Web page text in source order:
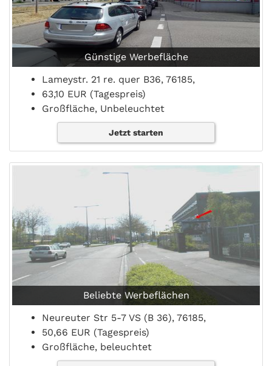
Günstige Werbefläche
Lameystr. 21 re. quer B36, 76185,
63,10 EUR (Tagespreis)
Großfläche, Unbeleuchtet
Jetzt starten
Beliebte Werbeflächen
Neureuter Str 5-7 VS (B 36), 76185,
50,66 EUR (Tagespreis)
Großfläche, beleuchtet